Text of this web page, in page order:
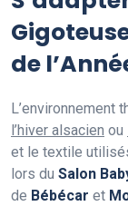
de
L’environnement
l’hiver alsacien ou
et le textile
lors du Salon
de Bébécar et